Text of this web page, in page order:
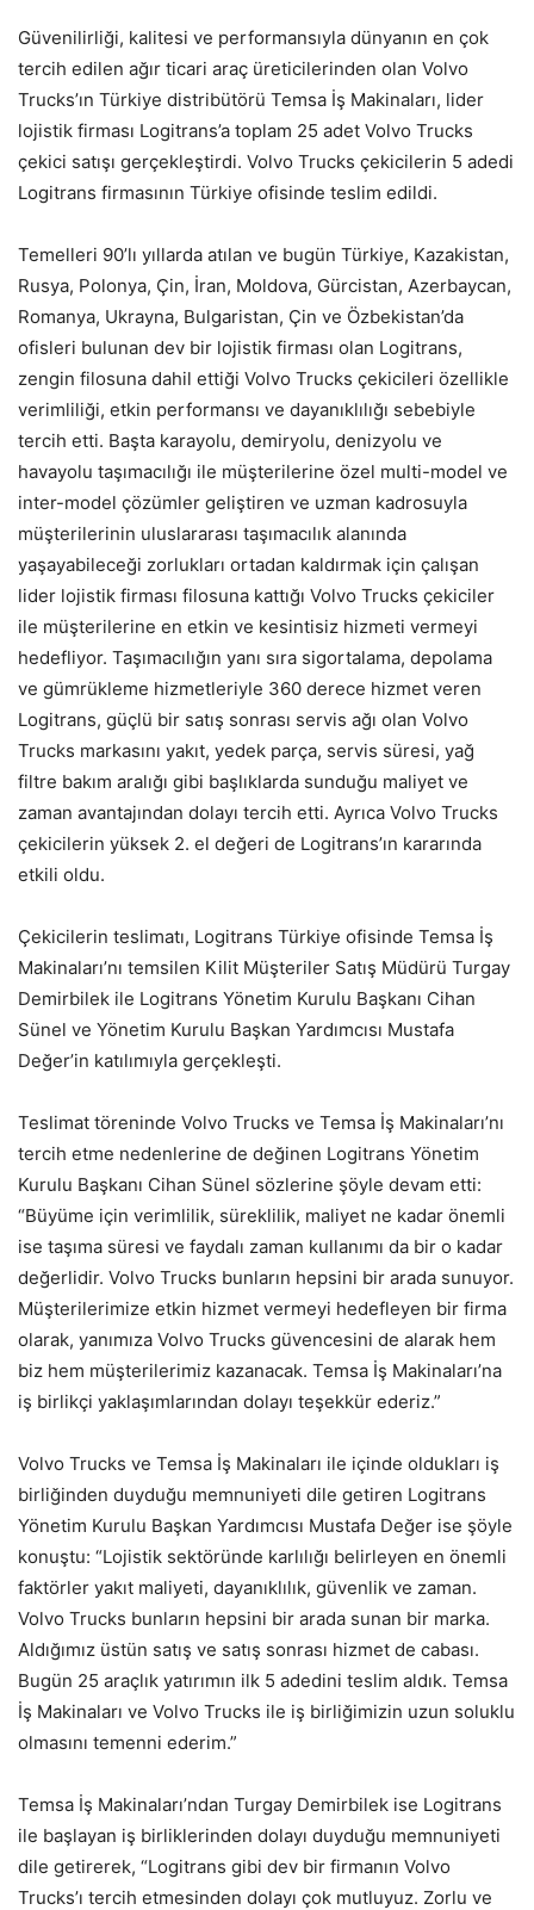
Güvenilirliği, kalitesi ve performansıyla dünyanın en çok
tercih edilen ağır ticari araç üreticilerinden olan Volvo
Trucks’ın Türkiye distribütörü Temsa İş Makinaları, lider
lojistik firması Logitrans’a toplam 25 adet Volvo Trucks
çekici satışı gerçekleştirdi. Volvo Trucks çekicilerin 5 adedi
Logitrans firmasının Türkiye ofisinde teslim edildi.
Temelleri 90’lı yıllarda atılan ve bugün Türkiye, Kazakistan,
Rusya, Polonya, Çin, İran, Moldova, Gürcistan, Azerbaycan,
Romanya, Ukrayna, Bulgaristan, Çin ve Özbekistan’da
ofisleri bulunan dev bir lojistik firması olan Logitrans,
zengin filosuna dahil ettiği Volvo Trucks çekicileri özellikle
verimliliği, etkin performansı ve dayanıklılığı sebebiyle
tercih etti. Başta karayolu, demiryolu, denizyolu ve
havayolu taşımacılığı ile müşterilerine özel multi-model ve
inter-model çözümler geliştiren ve uzman kadrosuyla
müşterilerinin uluslararası taşımacılık alanında
yaşayabileceği zorlukları ortadan kaldırmak için çalışan
lider lojistik firması filosuna kattığı Volvo Trucks çekiciler
ile müşterilerine en etkin ve kesintisiz hizmeti vermeyi
hedefliyor. Taşımacılığın yanı sıra sigortalama, depolama
ve gümrükleme hizmetleriyle 360 derece hizmet veren
Logitrans, güçlü bir satış sonrası servis ağı olan Volvo
Trucks markasını yakıt, yedek parça, servis süresi, yağ
filtre bakım aralığı gibi başlıklarda sunduğu maliyet ve
zaman avantajından dolayı tercih etti. Ayrıca Volvo Trucks
çekicilerin yüksek 2. el değeri de Logitrans’ın kararında
etkili oldu.
Çekicilerin teslimatı, Logitrans Türkiye ofisinde Temsa İş
Makinaları’nı temsilen Kilit Müşteriler Satış Müdürü Turgay
Demirbilek ile Logitrans Yönetim Kurulu Başkanı Cihan
Sünel ve Yönetim Kurulu Başkan Yardımcısı Mustafa
Değer’in katılımıyla gerçekleşti.
Teslimat töreninde Volvo Trucks ve Temsa İş Makinaları’nı
tercih etme nedenlerine de değinen Logitrans Yönetim
Kurulu Başkanı Cihan Sünel sözlerine şöyle devam etti:
“Büyüme için verimlilik, süreklilik, maliyet ne kadar önemli
ise taşıma süresi ve faydalı zaman kullanımı da bir o kadar
değerlidir. Volvo Trucks bunların hepsini bir arada sunuyor.
Müşterilerimize etkin hizmet vermeyi hedefleyen bir firma
olarak, yanımıza Volvo Trucks güvencesini de alarak hem
biz hem müşterilerimiz kazanacak. Temsa İş Makinaları’na
iş birlikçi yaklaşımlarından dolayı teşekkür ederiz.”
Volvo Trucks ve Temsa İş Makinaları ile içinde oldukları iş
birliğinden duyduğu memnuniyeti dile getiren Logitrans
Yönetim Kurulu Başkan Yardımcısı Mustafa Değer ise şöyle
konuştu: “Lojistik sektöründe karlılığı belirleyen en önemli
faktörler yakıt maliyeti, dayanıklılık, güvenlik ve zaman.
Volvo Trucks bunların hepsini bir arada sunan bir marka.
Aldığımız üstün satış ve satış sonrası hizmet de cabası.
Bugün 25 araçlık yatırımın ilk 5 adedini teslim aldık. Temsa
İş Makinaları ve Volvo Trucks ile iş birliğimizin uzun soluklu
olmasını temenni ederim.”
Temsa İş Makinaları’ndan Turgay Demirbilek ise Logitrans
ile başlayan iş birliklerinden dolayı duyduğu memnuniyeti
dile getirerek, “Logitrans gibi dev bir firmanın Volvo
Trucks’ı tercih etmesinden dolayı çok mutluyuz. Zorlu ve